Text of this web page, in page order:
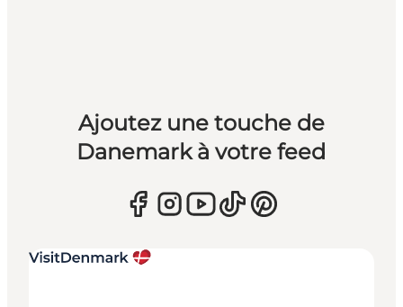
Ajoutez une touche de
Danemark à votre feed